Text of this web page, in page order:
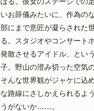
いお辞儀みたいに、作為の
部にまで意匠が凝らされた
る。スタジオやコンサート
発散させるアイドル、とい
子。野山の澄み切った空気
そんな世界観がジャケに込
な路線にさしかえられるよ
うがないか……。